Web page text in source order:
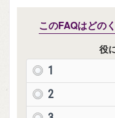
このFAQはどの
役
1
2